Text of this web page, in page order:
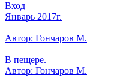
Вход
Январь 2017г.
Автор: Гончаров М.
В пещере.
Автор: Гончаров М.